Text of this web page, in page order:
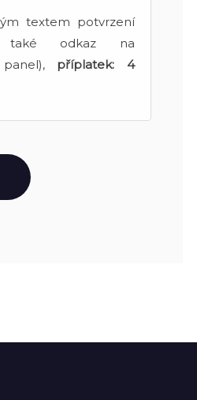
textem potvrzení
také odkaz na
panel), příplatek: 4